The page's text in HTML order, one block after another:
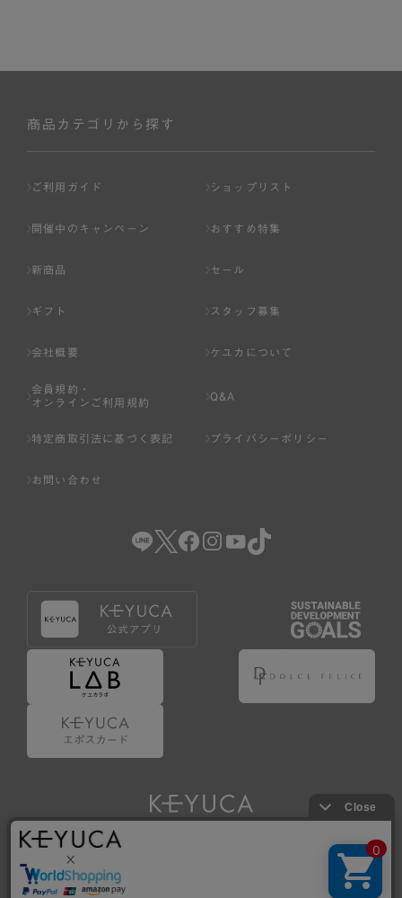
ません。
ページへの入力、または弊社が別途指定する方法に従って
基づき判断した場合は、弊社は、その登録を取り消すこと
のいずれかの事由に該当する場合は、その登録を拒否し、
または事前に通知することなく一旦なされた登録を取り消
いる場合。
（5） その他、本規約または個別規定に違反した場合。
4.会員登録が取り消された場合においても、当該会員は、
弊社とのお取引等により既に発生した支払義務等の取引上
の義務および本規約上の義務の履行責任を免れないものと
します。
5.仮登録とは、ケユカが提供するアプリ等でサービスを利
用するための簡易的な会員登録（以下「仮登録」といいま
6.仮登録をすることで、第9条のポイント付与を受けるこ
とができます。
7.仮登録状態はポイントの利用は行えず、第3条1項の通り
に登録完了することでポイント利用が行えるようになりま
す。
商品カテゴリから探す
ご利用ガイド ショップリスト
開催中のキャンペーン おすすめ特集
新商品 セール
ギフト スタッフ募集
会社概要 ケユカについて
会員規約・
オンラインご利用規約
Q&A
特定商取引法に基づく表記 プライバシーポリシー
お問い合わせ
Copyright © KAWAJUN Co., Ltd. All Rights Reserved.